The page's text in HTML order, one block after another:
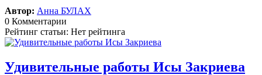
Автор: Анна БУЛАХ
0 Комментарии
Рейтинг статьи: Нет рейтинга
Удивительные работы Исы Закриева